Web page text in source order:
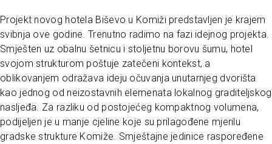
Projekt novog hotela Biševo u Komiži predstavljen je krajem
svibnja ove godine. Trenutno radimo na fazi idejnog projekta.
Smješten uz obalnu šetnicu i stoljetnu borovu šumu, hotel
svojom strukturom poštuje zatečeni kontekst, a
oblikovanjem odražava ideju očuvanja unutarnjeg dvorišta
kao jednog od neizostavnih elemenata lokalnog graditeljskog
nasljeđa. Za razliku od postojećeg kompaktnog volumena,
podijeljen je u manje cjeline koje su prilagođene mjerilu
gradske strukture Komiže. Smještajne jedinice raspoređene